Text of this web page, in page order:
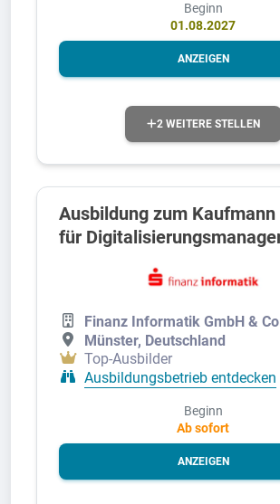
Beginn
01.08.2027
ANZEIGEN
2 WEITERE STELLEN
Ausbildung zum
für
Finanz Informatik GmbH &
Münster, Deutschland
Top-Ausbilder
Ausbildungsbetrieb entdecken
Beginn
Ab sofort
ANZEIGEN